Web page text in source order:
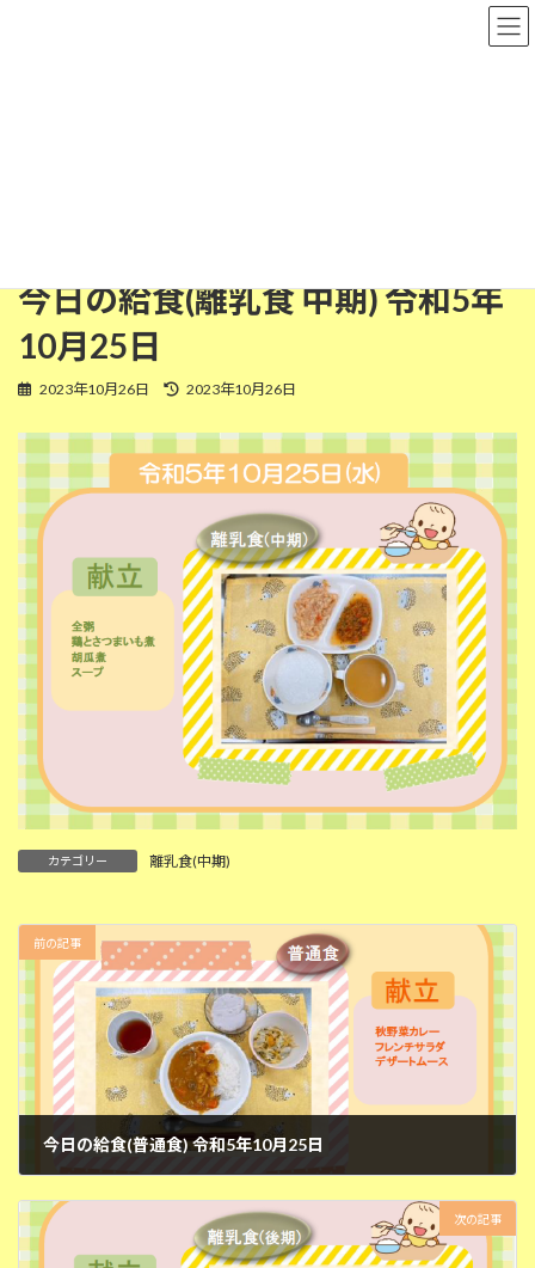
今日の給食(離乳食 中期) 令和5年
10月25日
2023年10月26日
最
更
新
日
時
2023年10月26日
カテゴリー 離乳食(中期)
前の記事
今日の給食(普通食) 令和5年10月25日
次の記事